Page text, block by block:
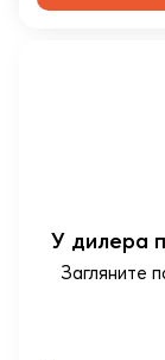
У дилера
Загляните